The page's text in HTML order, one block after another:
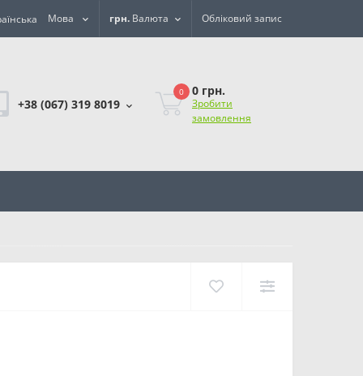
Мова грн. Валюта Обліковий запис
+38 (067) 319 8019
0 0 грн.
Зробити
замовлення